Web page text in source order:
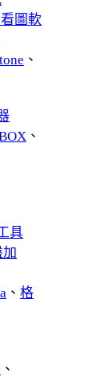
圖軟
、
、
具
加
、 格
、